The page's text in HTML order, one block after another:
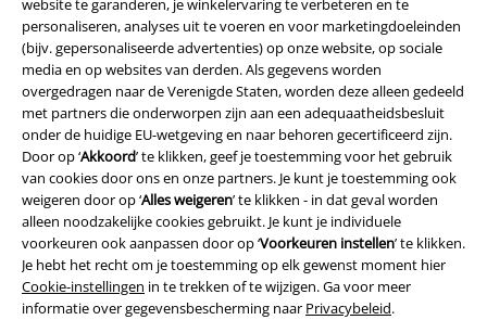
website te garanderen, je winkelervaring te verbeteren en te
personaliseren, analyses uit te voeren en voor marketingdoeleinden
(bijv. gepersonaliseerde advertenties) op onze website, op sociale
media en op websites van derden. Als gegevens worden
overgedragen naar de Verenigde Staten, worden deze alleen gedeeld
met partners die onderworpen zijn aan een adequaatheidsbesluit
onder de huidige EU-wetgeving en naar behoren gecertificeerd zijn.
Door op ‘Akkoord’ te klikken, geef je toestemming voor het gebruik
van cookies door ons en onze partners. Je kunt je toestemming ook
weigeren door op ‘Alles weigeren’ te klikken - in dat geval worden
alleen noodzakelijke cookies gebruikt. Je kunt je individuele
voorkeuren ook aanpassen door op ‘Voorkeuren instellen’ te klikken.
Je hebt het recht om je toestemming op elk gewenst moment hier
Cookie-instellingen in te trekken of te wijzigen. Ga voor meer
informatie over gegevensbescherming naar Privacybeleid.
Beveiliging